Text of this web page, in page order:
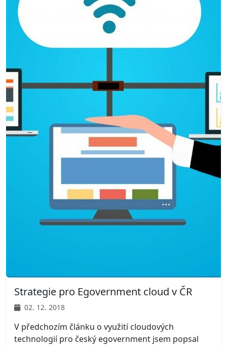
Strategie pro Egovernment cloud v ČR
02. 12. 2018
V předchozím článku o využití cloudových
technologií pro český egovernment jsem popsal